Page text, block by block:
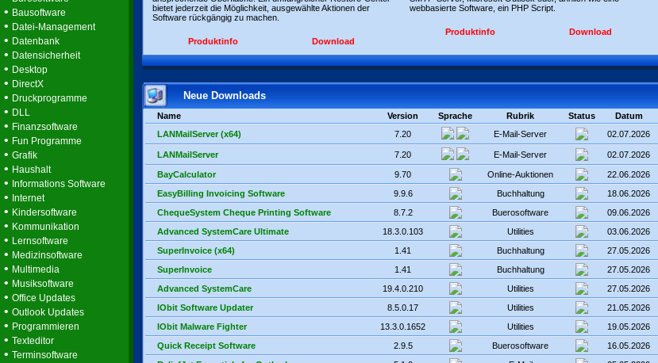
• Bausoftware
• Datei-Management
• Datenbank
• Datensicherheit
• Desktop
• DirectX
• Druckprogramme
• DLL
• Finanzsoftware
• Fun Programme
• Grafik
• Haushalt
• Informations Software
• Internet
• Kindersoftware
• Kommunikation
• Lernsoftware
• Medizinsoftware
• Multimedia
• Musiksoftware
• Office Updates
• Outlook Updates
• Programmieren
• Texteditor
• Terminsoftware
bietet jederzeit die Möglichkeit, ausgewählte Aktionen der
Software rückgängig zu machen.
Produktinfo Download
webbasierte Software, ein PHP Script.
Produktinfo Download
Neue Downloads
Name Version Sprache Rubrik Status
Datum
LANMailServer (x64)
7.20 E-Mail-Server 02.07.2026
LANMailServer 7.20 E-Mail-Server 02.07.2026
BayCalculator 9.70 Online-Auktionen
22.06.2026
EasyBilling Invoicing Software
9.9.6 Buchhaltung
18.06.2026
ChequeSystem Cheque Printing Software
8.7.2 Buerosoftware
09.06.2026
Advanced SystemCare Ultimate
18.3.0.103 Utilities
03.06.2026
SuperInvoice (x64)
1.41 Buchhaltung
27.05.2026
SuperInvoice
1.41 Buchhaltung
27.05.2026
Advanced SystemCare
19.4.0.210 Utilities
27.05.2026
IObit Software Updater
8.5.0.17 Utilities
21.05.2026
IObit Malware Fighter
13.3.0.1652 Utilities
19.05.2026
Quick Receipt Software
2.9.5 Buerosoftware
16.05.2026